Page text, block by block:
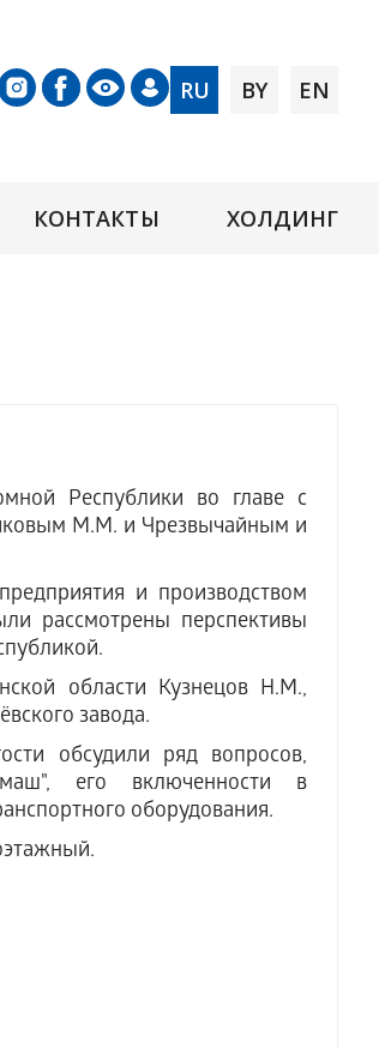
RU BY EN
КОНТАКТЫ ХОЛДИНГ
Республики во главе с
М.М. и Чрезвычайным и
и производством
рассмотрены перспективы
области Кузнецов Н.М.,
завода.
обсудили ряд вопросов,
его включенности в
оборудования.